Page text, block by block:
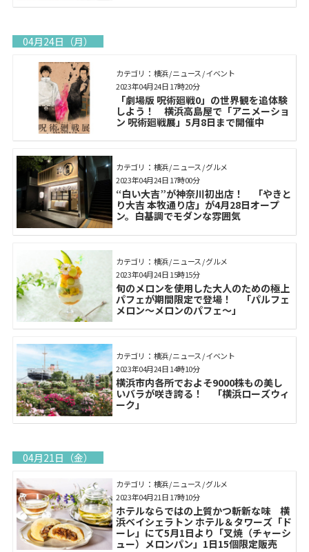
04月24日（月）
カテゴリ： 横浜 / ニュース / イベント
「劇場版 呪術廻戦0」の世界観を追体験
しよう！ 横浜高島屋で「アニメーショ
ン 呪術廻戦展」5月8日まで開催中
2023年04月24日 17時20分
カテゴリ： 横浜 / ニュース / グルメ
“白い大吉”が神奈川初出店！ 「やきと
り大吉 本牧通り店」が4月28日オープ
ン。白基調でモダンな雰囲気
2023年04月24日 17時00分
カテゴリ： 横浜 / ニュース / グルメ
旬のメロンを使用した大人のための極上
パフェが期間限定で登場！ 「パルフェ
メロン～メロンのパフェ～」
2023年04月24日 15時15分
カテゴリ： 横浜 / ニュース / イベント
横浜市内各所でおよそ9000株もの美し
いバラが咲き誇る！ 「横浜ローズウィ
ーク」
2023年04月24日 14時10分
04月21日（金）
カテゴリ： 横浜 / ニュース / グルメ
ホテルならではの上質かつ斬新な味 横
浜ベイシェラトン ホテル＆タワーズ「ド
ーレ」にて5月1日より「叉焼（チャーシ
ュー）メロンパン」1日15個限定販売
2023年04月21日 17時10分